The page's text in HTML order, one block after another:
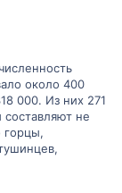
около 400
000. Из них 271
не
горцы,